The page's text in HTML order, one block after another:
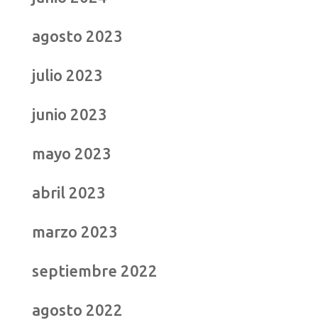
agosto 2023
julio 2023
junio 2023
mayo 2023
abril 2023
marzo 2023
septiembre 2022
agosto 2022